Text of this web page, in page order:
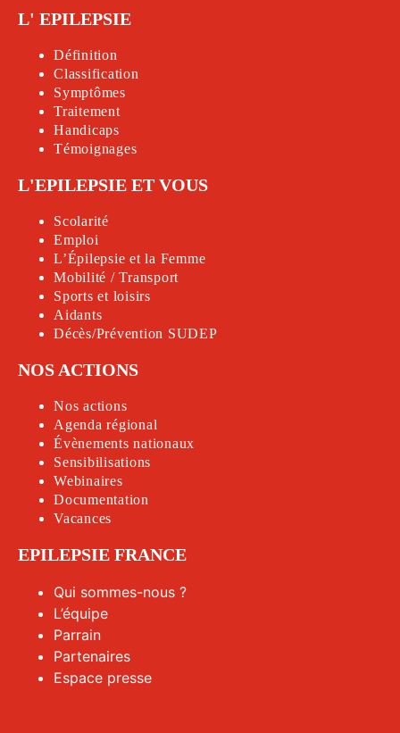
L' EPILEPSIE
Définition
Classification
Symptômes
Traitement
Handicaps
Témoignages
L'EPILEPSIE ET VOUS
Scolarité
Emploi
L’Épilepsie et la Femme
Mobilité / Transport
Sports et loisirs
Aidants
Décès/Prévention SUDEP
NOS ACTIONS
Nos actions
Agenda régional
Évènements nationaux
Sensibilisations
Webinaires
Documentation
Vacances
EPILEPSIE FRANCE
Qui sommes-nous ?
L’équipe
Parrain
Partenaires
Espace presse